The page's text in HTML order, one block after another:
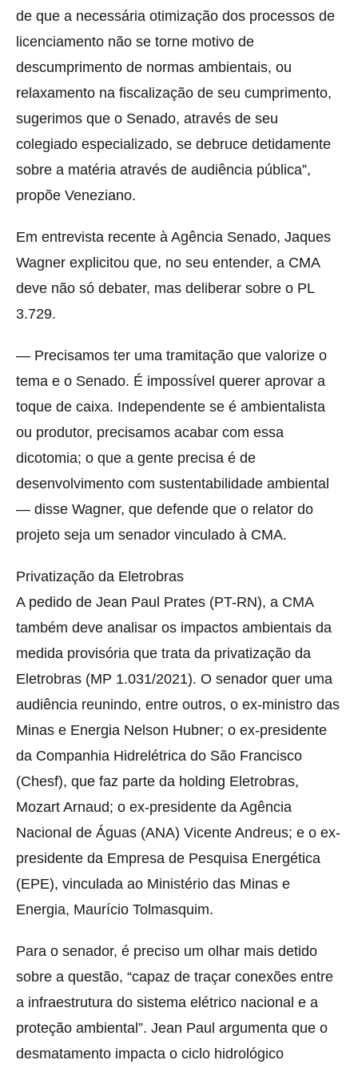
de que a necessária otimização dos processos de
licenciamento não se torne motivo de
descumprimento de normas ambientais, ou
relaxamento na fiscalização de seu cumprimento,
sugerimos que o Senado, através de seu
colegiado especializado, se debruce detidamente
sobre a matéria através de audiência pública”,
propõe Veneziano.
Em entrevista recente à Agência Senado, Jaques
Wagner explicitou que, no seu entender, a CMA
deve não só debater, mas deliberar sobre o PL
3.729.
— Precisamos ter uma tramitação que valorize o
tema e o Senado. É impossível querer aprovar a
toque de caixa. Independente se é ambientalista
ou produtor, precisamos acabar com essa
dicotomia; o que a gente precisa é de
desenvolvimento com sustentabilidade ambiental
— disse Wagner, que defende que o relator do
projeto seja um senador vinculado à CMA.
Privatização da Eletrobras
A pedido de Jean Paul Prates (PT-RN), a CMA
também deve analisar os impactos ambientais da
medida provisória que trata da privatização da
Eletrobras (MP 1.031/2021). O senador quer uma
audiência reunindo, entre outros, o ex-ministro das
Minas e Energia Nelson Hubner; o ex-presidente
da Companhia Hidrelétrica do São Francisco
(Chesf), que faz parte da holding Eletrobras,
Mozart Arnaud; o ex-presidente da Agência
Nacional de Águas (ANA) Vicente Andreus; e o ex-
presidente da Empresa de Pesquisa Energética
(EPE), vinculada ao Ministério das Minas e
Energia, Maurício Tolmasquim.
Para o senador, é preciso um olhar mais detido
sobre a questão, “capaz de traçar conexões entre
a infraestrutura do sistema elétrico nacional e a
proteção ambiental”. Jean Paul argumenta que o
desmatamento impacta o ciclo hidrológico